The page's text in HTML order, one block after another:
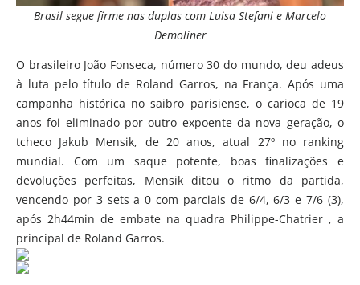
Brasil segue firme nas duplas com Luisa Stefani e Marcelo
Demoliner
O brasileiro João Fonseca, número 30 do mundo, deu adeus
à luta pelo título de Roland Garros, na França. Após uma
campanha histórica no saibro parisiense, o carioca de 19
anos foi eliminado por outro expoente da nova geração, o
tcheco Jakub Mensik, de 20 anos, atual 27º no ranking
mundial. Com um saque potente, boas finalizações e
devoluções perfeitas, Mensik ditou o ritmo da partida,
vencendo por 3 sets a 0 com parciais de 6/4, 6/3 e 7/6 (3),
após 2h44min de embate na quadra Philippe-Chatrier , a
principal de Roland Garros.